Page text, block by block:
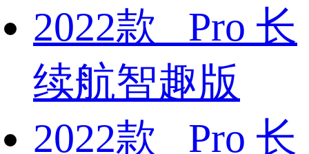
2022款 Pro 长
续航智趣版
2022款 Pro 长